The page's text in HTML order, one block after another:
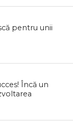
pentru unii
Încă un